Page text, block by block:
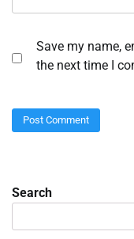
Save my name,
the next time I
Search